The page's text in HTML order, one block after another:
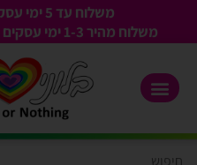
משלוח עד 5 ימי עסקים לרוב חלקי הארץ!
משלוח מהיר 1-3
ימי עסקים